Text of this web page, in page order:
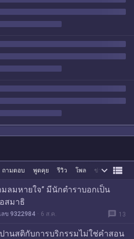
ถามตอบ พูดคุย รีวิว โพล ข่าว ซื้อขาย
 
มลมหายใจ” มีนักตำราบอกเป็น
สมาธิ
ข 9322984 6 ส.ค. message 13
ปานสติกับการบริกรรมไม่ใช่คำสอน